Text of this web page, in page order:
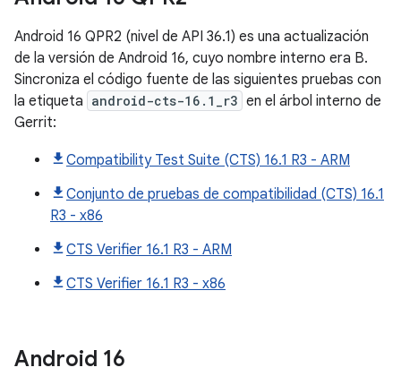
Android 16 QPR2 (nivel de API 36.1) es una actualización
de la versión de Android 16, cuyo nombre interno era B.
Sincroniza el código fuente de las siguientes pruebas con
la etiqueta android-cts-16.1_r3 en el árbol interno de
Gerrit:
Compatibility Test Suite (CTS) 16.1 R3 - ARM
Conjunto de pruebas de compatibilidad (CTS) 16.1
R3 - x86
CTS Verifier 16.1 R3 - ARM
CTS Verifier 16.1 R3 - x86
Android 16